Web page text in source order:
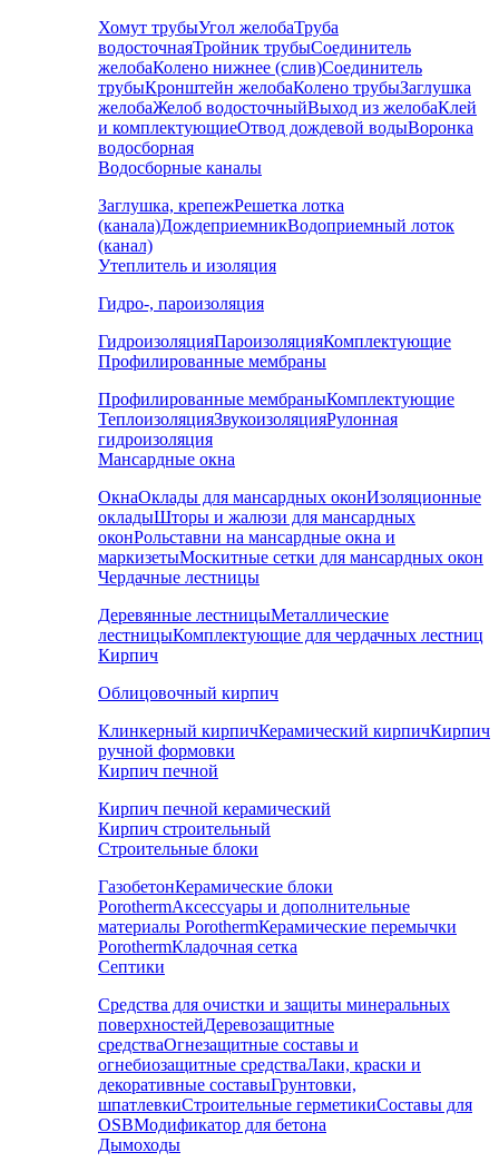
Хомут трубыУгол желобаТруба
водосточнаяТройник трубыСоединитель
желобаКолено нижнее (слив)Соединитель
трубыКронштейн желобаКолено трубыЗаглушка
желобаЖелоб водосточныйВыход из желобаКлей
и комплектующиеОтвод дождевой водыВоронка
водосборная
Водосборные каналы
Заглушка, крепежРешетка лотка
(канала)ДождеприемникВодоприемный лоток
(канал)
Утеплитель и изоляция
Гидро-, пароизоляция
ГидроизоляцияПароизоляцияКомплектующие
Профилированные мембраны
Профилированные мембраныКомплектующие
ТеплоизоляцияЗвукоизоляцияРулонная
гидроизоляция
Мансардные окна
ОкнаОклады для мансардных оконИзоляционные
окладыШторы и жалюзи для мансардных
оконРольставни на мансардные окна и
маркизетыМоскитные сетки для мансардных окон
Чердачные лестницы
Деревянные лестницыМеталлические
лестницыКомплектующие для чердачных лестниц
Кирпич
Облицовочный кирпич
Клинкерный кирпичКерамический кирпичКирпич
ручной формовки
Кирпич печной
Кирпич печной керамический
Кирпич строительный
Строительные блоки
ГазобетонКерамические блоки
PorothermАксессуары и дополнительные
материалы PorothermКерамические перемычки
PorothermКладочная сетка
Септики
Средства для очистки и защиты минеральных
поверхностейДеревозащитные
средстваОгнезащитные составы и
огнебиозащитные средстваЛаки, краски и
декоративные составыГрунтовки,
шпатлевкиСтроительные герметикиСоставы для
OSBМодификатор для бетона
Дымоходы